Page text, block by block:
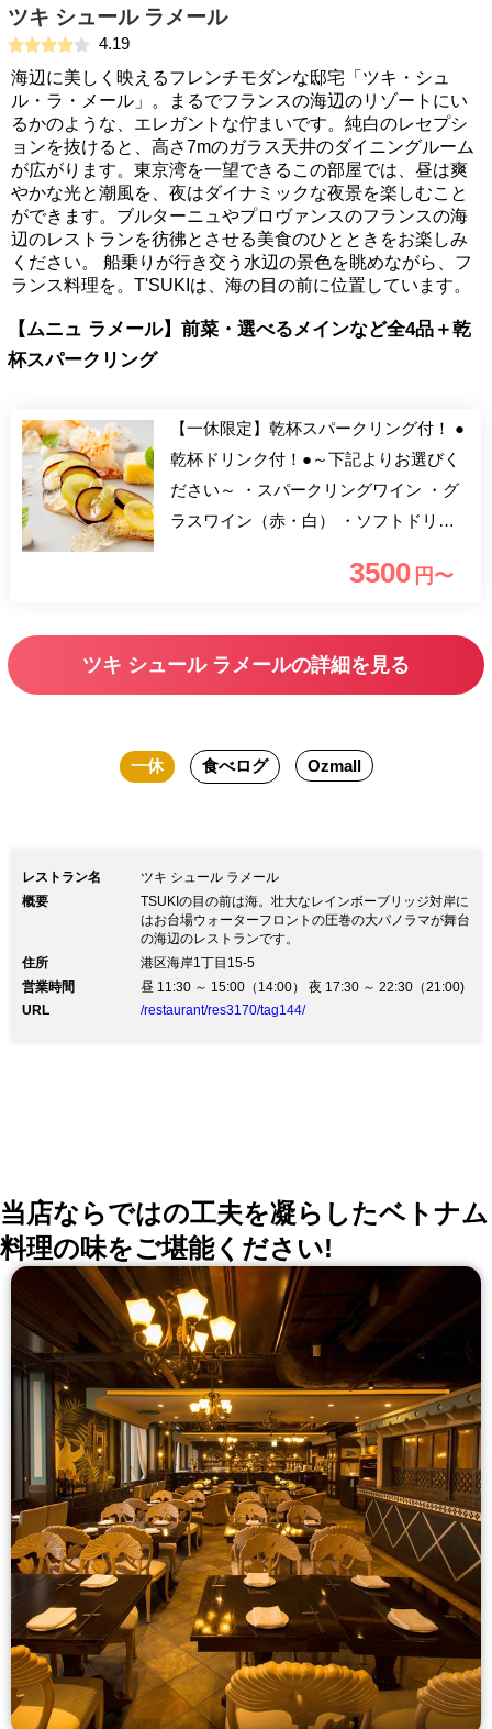
ツキ シュール ラメール
4.19
海辺に美しく映えるフレンチモダンな邸宅「ツキ・シュ
ル・ラ・メール」。まるでフランスの海辺のリゾートにい
るかのような、エレガントな佇まいです。純白のレセプシ
ョンを抜けると、高さ7mのガラス天井のダイニングルーム
が広がります。東京湾を一望できるこの部屋では、昼は爽
やかな光と潮風を、夜はダイナミックな夜景を楽しむこと
ができます。ブルターニュやプロヴァンスのフランスの海
辺のレストランを彷彿とさせる美食のひとときをお楽しみ
ください。 船乗りが行き交う水辺の景色を眺めながら、フ
ランス料理を。T'SUKIは、海の目の前に位置しています。
【ムニュ ラメール】前菜・選べるメインなど全4品＋乾
杯スパークリング
【一休限定】乾杯スパークリング付！ ●
乾杯ドリンク付！●～下記よりお選びく
ださい～ ・スパークリングワイン ・グ
ラスワイン（赤・白） ・ソフトドリン
コールでの対応となります。 東京ベイ
日本」ならではの逸素材を屈指して料理
をお創りします。 東京湾を眺めなが
さい。
3500 円〜
ツキ シュール ラメールの詳細を見る
一休 食べログ Ozmall
レストラン名
ツキ シュール ラメール
概要
TSUKIの目の前は海。壮大なレインボーブリッジ対岸に
はお台場ウォーターフロントの圧巻の大パノラマが舞台
の海辺のレストランです。
住所
港区海岸1丁目15-5
営業時間
昼 11:30 ～ 15:00（14:00） 夜 17:30 ～ 22:30（21:00)
URL
/restaurant/res3170/tag144/
当店ならではの工夫を凝らしたベトナム
料理の味をご堪能ください!